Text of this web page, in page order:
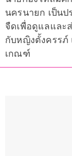
นครนายก เป็นป
จืดเพื่อดูแลและ
กับหญิงตั้งครรภ์
เกณฑ์